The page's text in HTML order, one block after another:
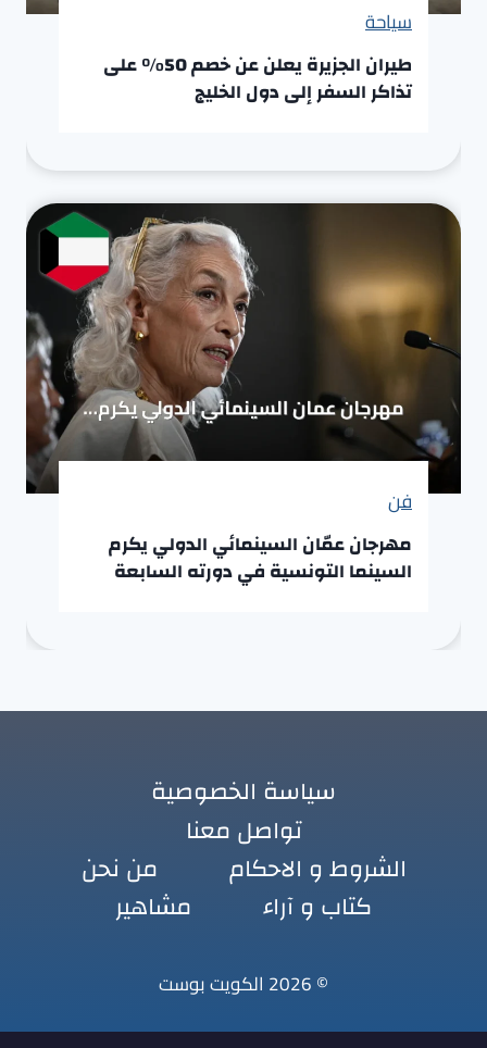
سياحة
طيران الجزيرة يعلن عن خصم 50% على
تذاكر السفر إلى دول الخليج
فن
مهرجان عمّان السينمائي الدولي يكرم
السينما التونسية في دورته السابعة
سياسة الخصوصية
تواصل معنا
الشروط و الاحكام
من نحن
كتاب و آراء
مشاهير
© 2026 الكويت بوست